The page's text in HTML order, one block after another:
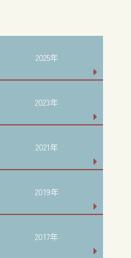
2025年
2023年
2021年
2019年
2017年